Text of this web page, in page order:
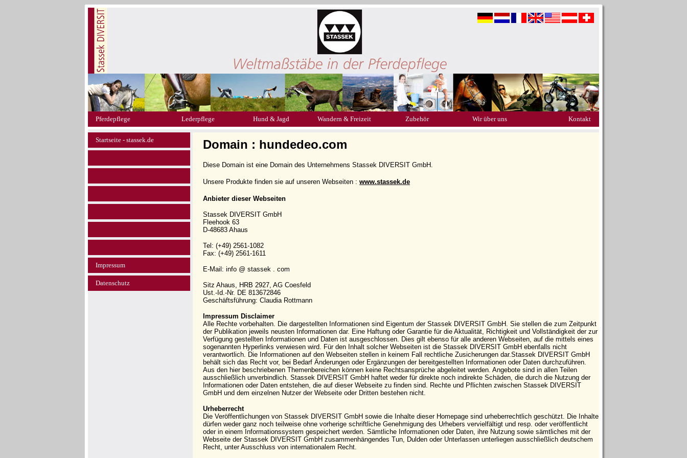
Pferdepflege Lederpflege Hund & Jagd Wandern & Freizeit Zubehör Wir über uns Kontakt
Startseite - stassek.de
Impressum
Datenschutz
Domain : hundedeo.com
Diese Domain ist eine Domain des Unternehmens Stassek DIVERSIT GmbH.
Unsere Produkte finden sie auf unseren Webseiten : www.stassek.de
Anbieter dieser Webseiten
Stassek DIVERSIT GmbH
Fleehook 63
D-48683 Ahaus
Tel: (+49) 2561-1082
Fax: (+49) 2561-1611
E-Mail: info @ stassek . com
Sitz Ahaus, HRB 2927, AG Coesfeld
Ust.-Id.-Nr. DE 813672846
Geschäftsführung: Claudia Rottmann
Impressum Disclaimer
Alle Rechte vorbehalten. Die dargestellten Informationen sind Eigentum der Stassek DIVERSIT GmbH. Sie stellen die zum Zeitpunkt
der Publikation jeweils neusten Informationen dar. Eine Haftung oder Garantie für die Aktualität, Richtigkeit und Vollständigkeit der zur
Verfügung gestellten Informationen und Daten ist ausgeschlossen. Dies gilt ebenso für alle anderen Webseiten, auf die mittels eines
sogenannten Hyperlinks verwiesen wird. Für den Inhalt solcher Webseiten ist die Stassek DIVERSIT GmbH ebenfalls nicht
verantwortlich. Die Informationen auf den Webseiten stellen in keinem Fall rechtliche Zusicherungen dar.Stassek DIVERSIT GmbH
behält sich das Recht vor, bei Bedarf Änderungen oder Ergänzungen der bereitgestellten Informationen oder Daten durchzuführen.
Aus den hier beschriebenen Themenbereichen können keine Rechtsansprüche abgeleitet werden. Angebote sind in allen Teilen
ausschließlich unverbindlich. Stassek DIVERSIT GmbH haftet weder für direkte noch indirekte Schäden, die durch die Nutzung der
Informationen oder Daten entstehen, die auf dieser Webseite zu finden sind. Rechte und Pflichten zwischen Stassek DIVERSIT
GmbH und dem einzelnen Nutzer der Webseite oder Dritten bestehen nicht.
Urheberrecht
Die Veröffentlichungen von Stassek DIVERSIT GmbH sowie die Inhalte dieser Homepage sind urheberrechtlich geschützt. Die Inhalte
dürfen weder ganz noch teilweise ohne vorherige schriftliche Genehmigung des Urhebers vervielfältigt und resp. oder veröffentlicht
oder in einem Informationssystem gespeichert werden. Sämtliche Informationen oder Daten, ihre Nutzung sowie sämtliches mit der
Webseite der Stassek DIVERSIT GmbH zusammenhängendes Tun, Dulden oder Unterlassen unterliegen ausschließlich deutschem
Recht, unter Ausschluss von internationalem Recht.